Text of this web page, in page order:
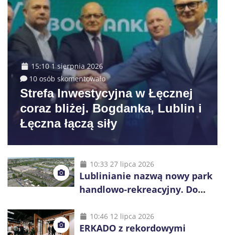
15:10 1 sierpnia 2026
10 osób skomentowało
Strefa Inwestycyjna w Łęcznej
coraz bliżej. Bogdanka, Lublin i
Łęczna łączą siły
10:33 27 lipca 2026
Lublinianie nazwą nowy park
handlowo-rekreacyjny. Do
10:46 12 lipca 2026
ERKADO z rekordowymi